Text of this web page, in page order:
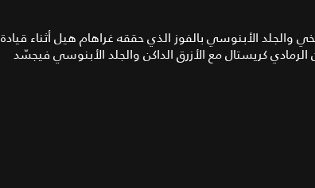
والجلد الأبنوسي بالفوز الذي حققه غراهام هيل أثناء قيادة
كريستال مع الأزرق الداكن والجلد الأبنوسي فيجسّد